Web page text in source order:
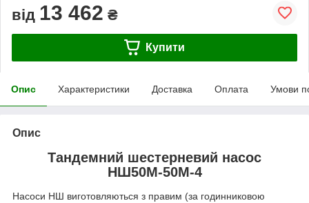
від 13 462 ₴
Купити
Опис Характеристики Доставка Оплата Умови
Опис
Тандемний шестерневий насос
НШ50М-50М-4
Насоси НШ виготовляються з правим (за годинниковою